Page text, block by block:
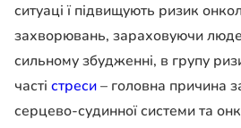
ситуаці ї підвищують ризик
захворювань, зараховуючи
сильному збудженні, в групу
часті стреси– головна причина
серцево-судинної системи та